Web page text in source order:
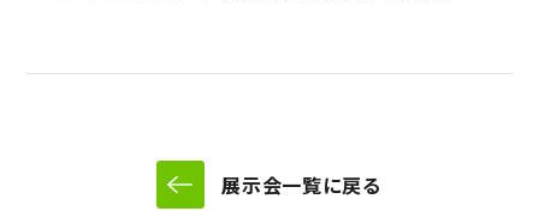
展示会一覧に戻る